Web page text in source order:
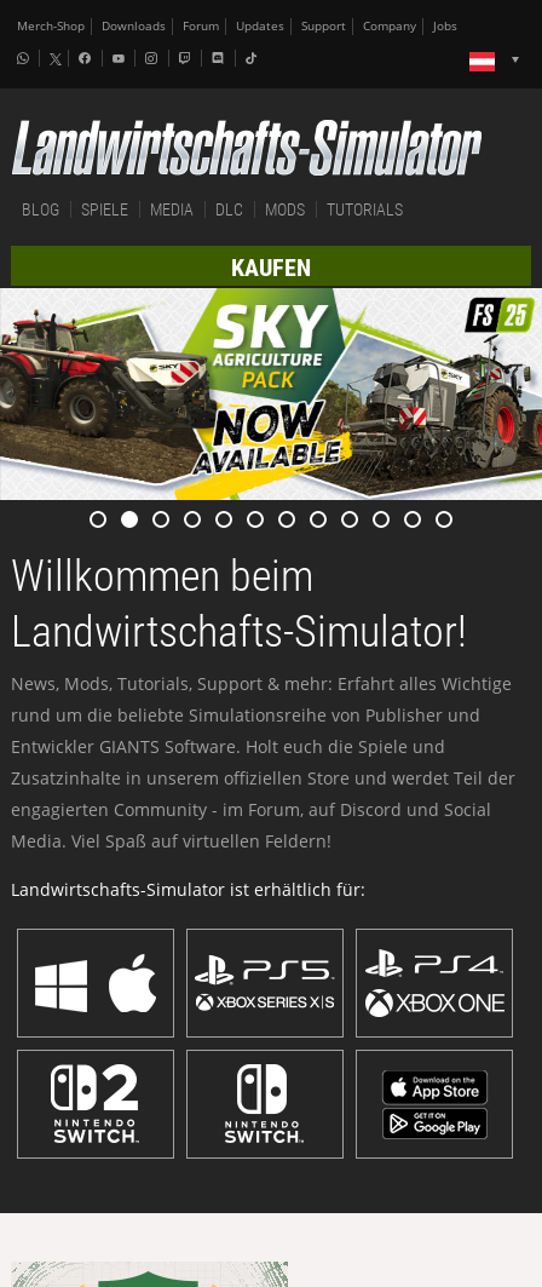
Merch-Shop Downloads Forum Updates Support Company Jobs
BLOG SPIELE MEDIA DLC MODS TUTORIALS
KAUFEN
Willkommen beim
Landwirtschafts-Simulator!
News, Mods, Tutorials, Support & mehr: Erfahrt alles Wichtige
rund um die beliebte Simulationsreihe von Publisher und
Entwickler GIANTS Software. Holt euch die Spiele und
Zusatzinhalte in unserem offiziellen Store und werdet Teil der
engagierten Community - im Forum, auf Discord und Social
Media. Viel Spaß auf virtuellen Feldern!
Landwirtschafts-Simulator ist erhältlich für: